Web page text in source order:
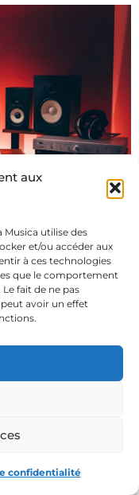
aux
Musica utilise des
et/ou accéder aux
à ces technologies
que le comportement
fait de ne pas
avoir un effet
confidentialité
choisir pour la